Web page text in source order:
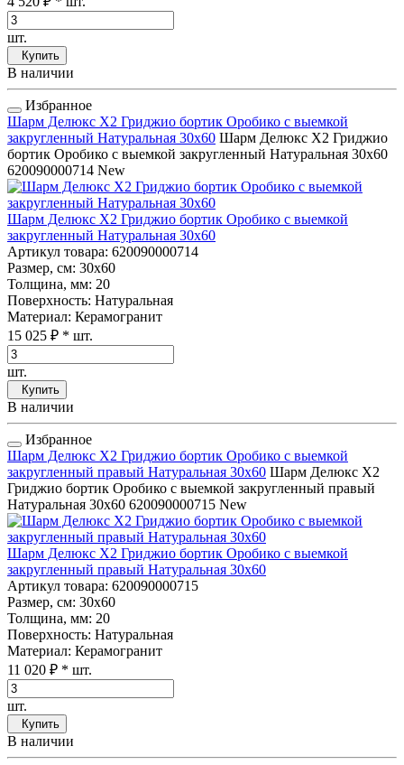
шт.
Купить
В наличии
Избранное
Шарм Делюкс Х2 Гриджио бортик Оробико с выемкой
закругленный Натуральная 30x60 Шарм Делюкс Х2 Гриджио
бортик Оробико с выемкой закругленный Натуральная 30x60
620090000714 New
Шарм Делюкс Х2 Гриджио бортик Оробико с выемкой
закругленный Натуральная 30x60
Артикул товара: 620090000714
Размер, см: 30x60
Толщина, мм: 20
Поверхность: Натуральная
Материал: Керамогранит
15 025 ₽ * шт.
шт.
Купить
В наличии
Избранное
Шарм Делюкс Х2 Гриджио бортик Оробико с выемкой
закругленный правый Натуральная 30x60 Шарм Делюкс Х2
Гриджио бортик Оробико с выемкой закругленный правый
Натуральная 30x60 620090000715 New
Шарм Делюкс Х2 Гриджио бортик Оробико с выемкой
закругленный правый Натуральная 30x60
Артикул товара: 620090000715
Размер, см: 30x60
Толщина, мм: 20
Поверхность: Натуральная
Материал: Керамогранит
11 020 ₽ * шт.
шт.
Купить
В наличии